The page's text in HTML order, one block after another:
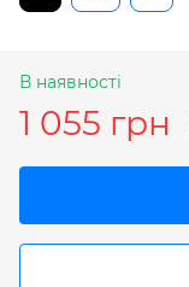
В наявності
1 055 грн